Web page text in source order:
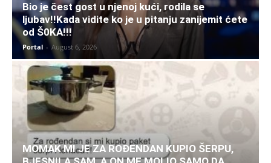
Bio je čest gost u njenoj kući, rodila se
ljubav!!Kada vidite ko je u pitanju zanijemit ćete
od Š0KA!!!
Portal - August 6, 2026
MOMAK MI JE ZA ROĐENDAN KUPIO ŠERPU,